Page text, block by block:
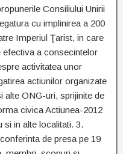
Consiliului Unirii
cu implinirea a 200
Imperiul Ţarist, in care
efectiva a consecintelor
activitatea unor
actiunilor organizate
ONG-uri, sprijinite de
civica Actiunea-2012
si in alte localitati. 3.
de presa pe 19